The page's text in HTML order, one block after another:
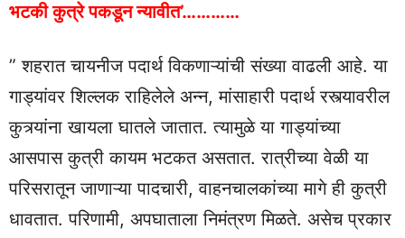
भटकी कुत्रे पकडून न्यावीत’…………
” शहरात चायनीज पदार्थ विकणाऱ्यांची संख्या वाढली आहे. या
गाड्यांवर शिल्लक राहिलेले अन्न, मांसाहारी पदार्थ रस्त्यावरील
कुत्र्यांना खायला घातले जातात. त्यामुळे या गाड्यांच्या
आसपास कुत्री कायम भटकत असतात. रात्रीच्या वेळी या
परिसरातून जाणाऱ्या पादचारी, वाहनचालकांच्या मागे ही कुत्री
धावतात. परिणामी, अपघाताला निमंत्रण मिळते. असेच प्रकार